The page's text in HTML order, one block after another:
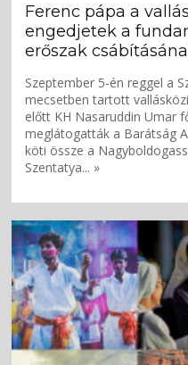
Ferenc pápa a
engedjetek a
erőszak
Szeptember 5-én reggel a
mecsetben tartott
előtt KH Nasaruddin Umar
meglátogatták a Barátság
köti össze a
Szentatya... »